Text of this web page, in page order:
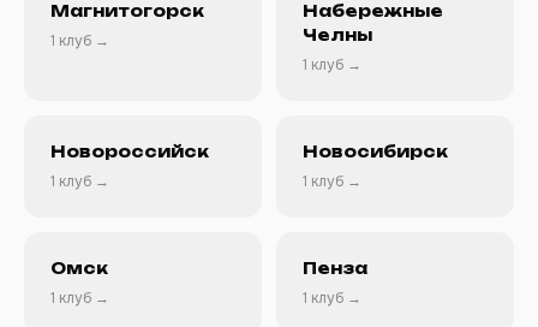
Магнитогорск
1 клуб →
Набережные
Челны
1 клуб →
Новороссийск
1 клуб →
Новосибирск
1 клуб →
Омск
1 клуб →
Пенза
1 клуб →